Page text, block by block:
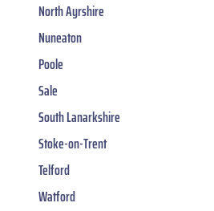
North Ayrshire
Nuneaton
Poole
Sale
South Lanarkshire
Stoke-on-Trent
Telford
Watford